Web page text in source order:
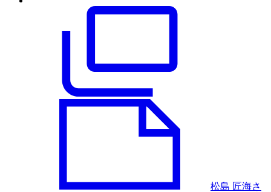
松島 匠海さ